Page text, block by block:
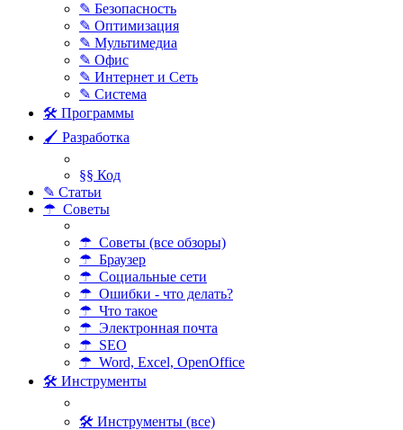
✎ Безопасность
✎ Оптимизация
✎ Мультимедиа
✎ Офис
✎ Интернет и Сеть
✎ Система
🛠 Программы
🖌 Разработка
§§ Код
✎ Статьи
☂ Советы
☂ Советы (все обзоры)
☂ Браузер
☂ Социальные сети
☂ Ошибки - что делать?
☂ Что такое
☂ Электронная почта
☂ SEO
☂ Word, Excel, OpenOffice
🛠 Инструменты
🛠 Инструменты (все)